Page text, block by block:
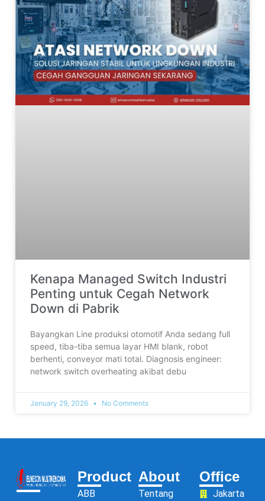
Kenapa Managed Switch Industri
Penting untuk Cegah Network
Down di Pabrik
Bayangkan Line produksi otomotif Anda sedang full
speed, tiba-tiba semua layar HMI blank, robot
berhenti, conveyor mati total. Diagnosis engineer:
network switch overheating akibat debu
January 29, 2026 No Comments
Product
ABB
About
Tentang
Office
Jakarta